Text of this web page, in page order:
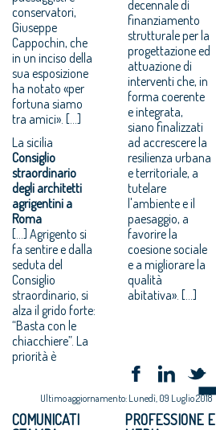
conservatori,
Giuseppe
Cappochin, che
in un inciso della
sua esposizione
ha notato «per
fortuna siamo
tra amici». […]
La sicilia
Consiglio
straordinario
degli architetti
agrigentini a
Roma
[…] Agrigento si
fa sentire e dalla
seduta del
Consiglio
straordinario, si
alza il grido forte:
“Basta con le
chiacchiere”. La
priorità è
decennale di
finanziamento
strutturale per la
progettazione ed
attuazione di
interventi che, in
forma coerente
e integrata,
siano finalizzati
ad accrescere la
resilienza urbana
e territoriale, a
tutelare
l'ambiente e il
paesaggio, a
favorire la
coesione sociale
e a migliorare la
qualità
abitativa». […]
Ultimo aggiornamento: Lunedì, 09 Luglio 2018
COMUNICATI
PROFESSIONE E